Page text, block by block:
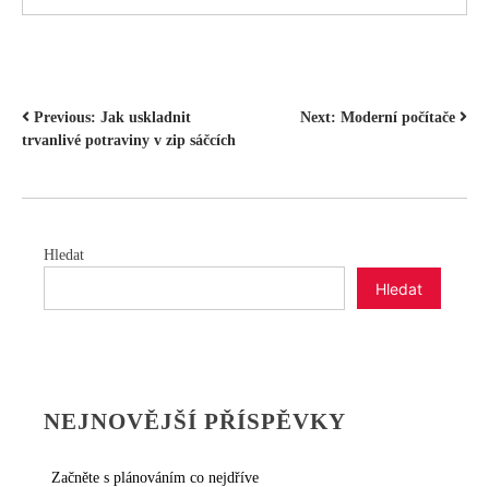
NAVIGACE
Previous: Jak uskladnit
trvanlivé potraviny v zip sáčcích
Next: Moderní počítače
Hledat
Hledat
NEJNOVĚJŠÍ PŘÍSPĚVKY
Začněte s plánováním co nejdříve